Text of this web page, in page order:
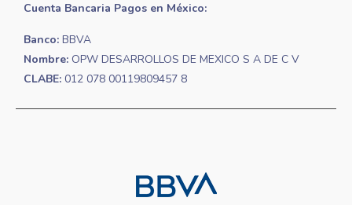
Cuenta Bancaria Pagos en México:
Banco: BBVA
Nombre: OPW DESARROLLOS DE MEXICO S A DE C V
CLABE: 012 078 00119809457 8